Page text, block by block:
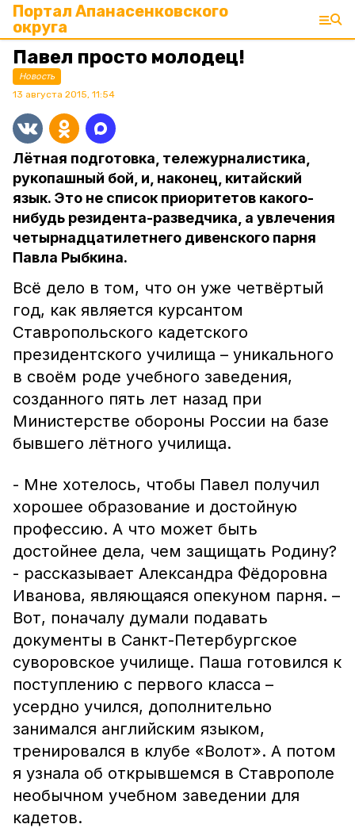
Портал Апанасенковского
округа
Павел просто молодец!
Новость
13 августа 2015, 11:54
Лётная подготовка, тележурналистика,
рукопашный бой, и, наконец, китайский
язык. Это не список приоритетов какого-
нибудь резидента-разведчика, а увлечения
четырнадцатилетнего дивенского парня
Павла Рыбкина.
Всё дело в том, что он уже четвёртый
год, как является курсантом
Ставропольского кадетского
президентского училища – уникального
в своём роде учебного заведения,
созданного пять лет назад при
Министерстве обороны России на базе
бывшего лётного училища.
- Мне хотелось, чтобы Павел получил
хорошее образование и достойную
профессию. А что может быть
достойнее дела, чем защищать Родину?
- рассказывает Александра Фёдоровна
Иванова, являющаяся опекуном парня. –
Вот, поначалу думали подавать
документы в Санкт-Петербургское
суворовское училище. Паша готовился к
поступлению с первого класса –
усердно учился, дополнительно
занимался английским языком,
тренировался в клубе «Волот». А потом
я узнала об открывшемся в Ставрополе
необычном учебном заведении для
кадетов.